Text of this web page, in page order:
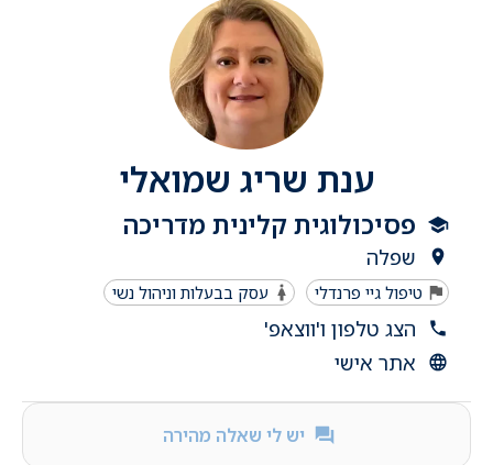
ענת שריג שמואלי
פסיכולוגית קלינית מדריכה
שפלה
טיפול גיי פרנדלי עסק בבעלות וניהול נשי
הצג טלפון ו'ווצאפ'
אתר אישי
יש לי שאלה מהירה